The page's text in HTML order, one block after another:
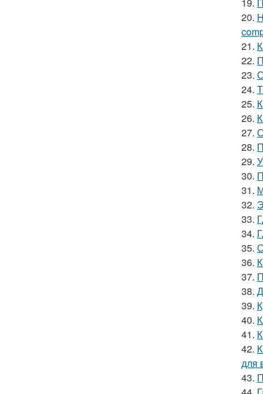
20.
21.
22.
23.
24.
25.
26.
27.
28.
29.
30.
31.
32.
33.
34.
35.
36.
37.
38.
39.
40.
41.
42.
для
43.